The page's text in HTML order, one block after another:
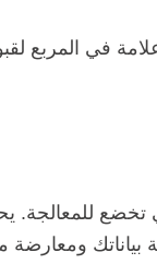
علامة في
تخضع للمعالجة.
ومعارضة